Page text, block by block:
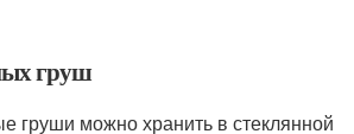
груш
груши можно хранить в стеклянной